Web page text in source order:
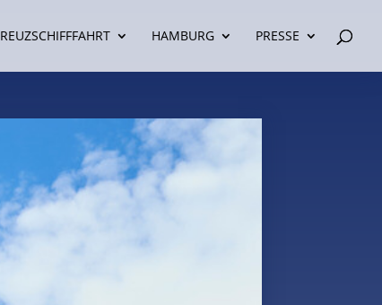
HAMBURG PRESSE